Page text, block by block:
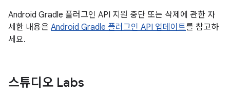
Android Gradle 플러그인 API 지원 중단 또는 삭제에 관한 자
세한 내용은 Android Gradle 플러그인 API 업데이트를 참고하
세요.
스튜디오 Labs